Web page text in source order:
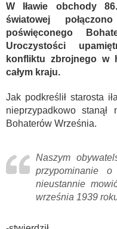
W Iławie obchody
światowej
poświęconego
Uroczystości
konfliktu zbrojnego w
całym kraju.
Jak podkreślił starosta
nieprzypadkowo
Bohaterów Września.
Naszym
przypominanie
nieustannie
września 1939